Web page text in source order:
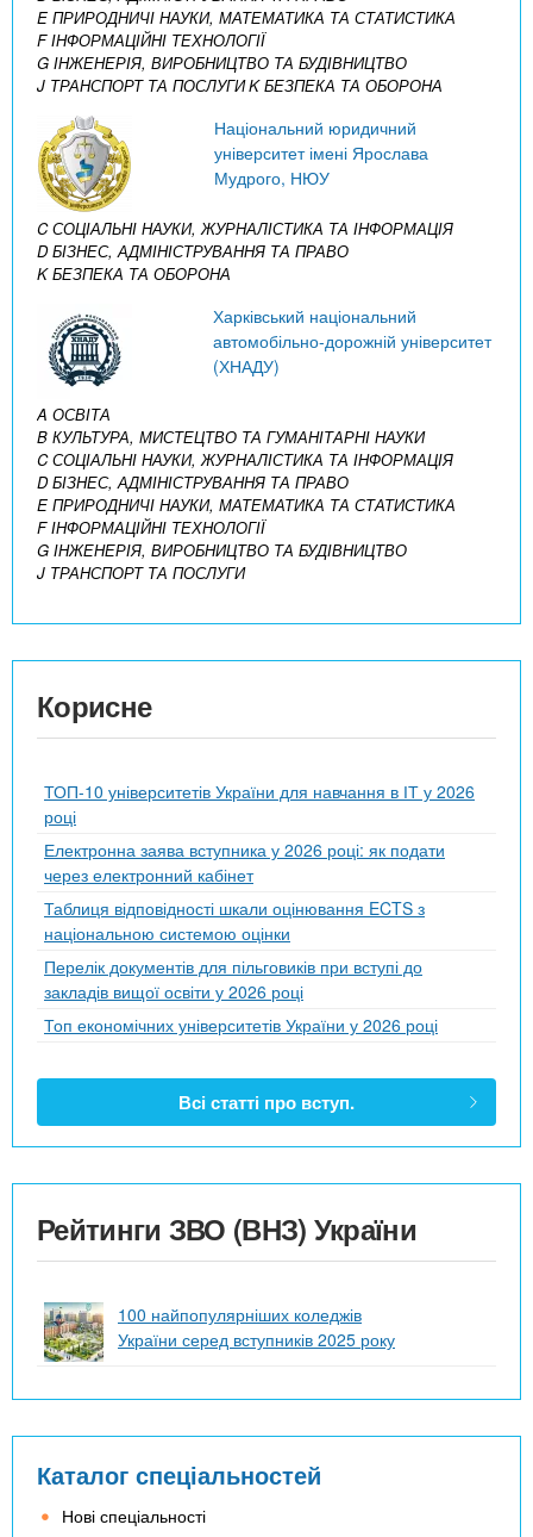
E ПРИРОДНИЧІ НАУКИ, МАТЕМАТИКА ТА СТАТИСТИКА
F ІНФОРМАЦІЙНІ ТЕХНОЛОГІЇ
G ІНЖЕНЕРІЯ, ВИРОБНИЦТВО ТА БУДІВНИЦТВО
J ТРАНСПОРТ ТА ПОСЛУГИK БЕЗПЕКА ТА ОБОРОНА
Національний юридичний
університет імені Ярослава
Мудрого, НЮУ
C СОЦІАЛЬНІ НАУКИ, ЖУРНАЛІСТИКА ТА ІНФОРМАЦІЯ
D БІЗНЕС, АДМІНІСТРУВАННЯ ТА ПРАВО
K БЕЗПЕКА ТА ОБОРОНА
Харківський національний
автомобільно-дорожній університет
(ХНАДУ)
A ОСВІТА
B КУЛЬТУРА, МИСТЕЦТВО ТА ГУМАНІТАРНІ НАУКИ
C СОЦІАЛЬНІ НАУКИ, ЖУРНАЛІСТИКА ТА ІНФОРМАЦІЯ
D БІЗНЕС, АДМІНІСТРУВАННЯ ТА ПРАВО
E ПРИРОДНИЧІ НАУКИ, МАТЕМАТИКА ТА СТАТИСТИКА
F ІНФОРМАЦІЙНІ ТЕХНОЛОГІЇ
G ІНЖЕНЕРІЯ, ВИРОБНИЦТВО ТА БУДІВНИЦТВО
J ТРАНСПОРТ ТА ПОСЛУГИ
Корисне
ТОП-10 університетів України для навчання в ІТ у 2026
році
Електронна заява вступника у 2026 році: як подати
через електронний кабінет
Таблиця відповідності шкали оцінювання ECTS з
національною системою оцінки
Перелік документів для пільговиків при вступі до
закладів вищої освіти у 2026 році
Топ економічних університетів України у 2026 році
Всі статті про вступ.
Рейтинги ЗВО (ВНЗ) України
100 найпопулярніших коледжів
України серед вступників 2025 року
Каталог спеціальностей
Нові спеціальності